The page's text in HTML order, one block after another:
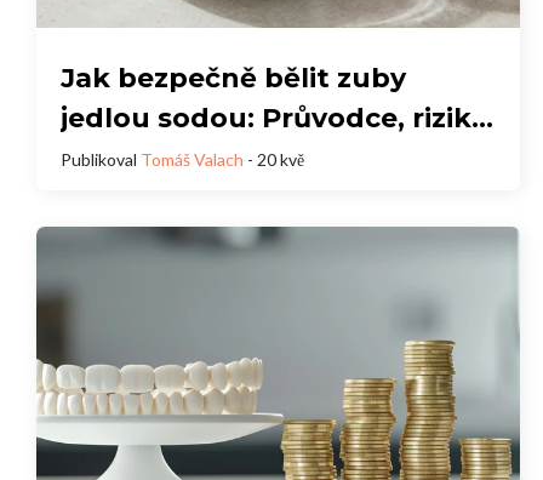
Jak bezpečně bělit zuby
jedlou sodou: Průvodce, rizika
a tipy
Publikoval Tomáš Valach - 20 kvě